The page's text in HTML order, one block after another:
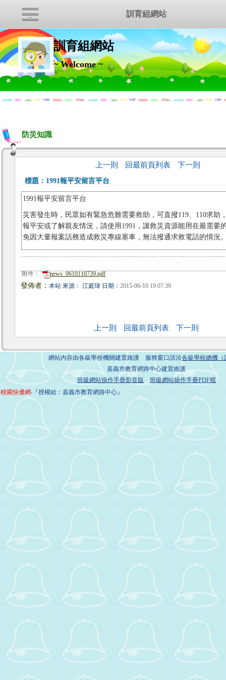
訓育組網站
~ Welcome ~
:::
防災知識
上一則 回最前頁列表 下一則
標題： 1991報平安留言平台
1991報平安留言平台
災害發生時，民眾如有緊急危難需要救助，可直撥119、110求助
報平安或了解親友情況，請使用1991，讓救災資源能用在最需要
免因大量報案話務造成救災專線塞車，無法撥通求救電話的情況
附件： news_0610110739.pdf
發佈者：本站 來源： 江庭瑋 日期：2015-06-10 19:07:39
上一則 回最前頁列表 下一則
網站內容由各級學校機關建置維護 服務窗口請洽各級學校總機（
嘉義市教育網路中心建置維護
班級網站操作手冊影音版
班級網站操作手冊PDF檔
校園快優網‧『授權給：嘉義市教育網路中心』
訓育組網站